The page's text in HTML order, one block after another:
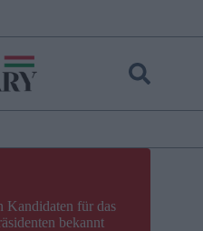
für das
bekannt